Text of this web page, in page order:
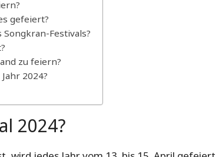
gefeiert?
Festivals?
zu feiern?
2024?
2024?